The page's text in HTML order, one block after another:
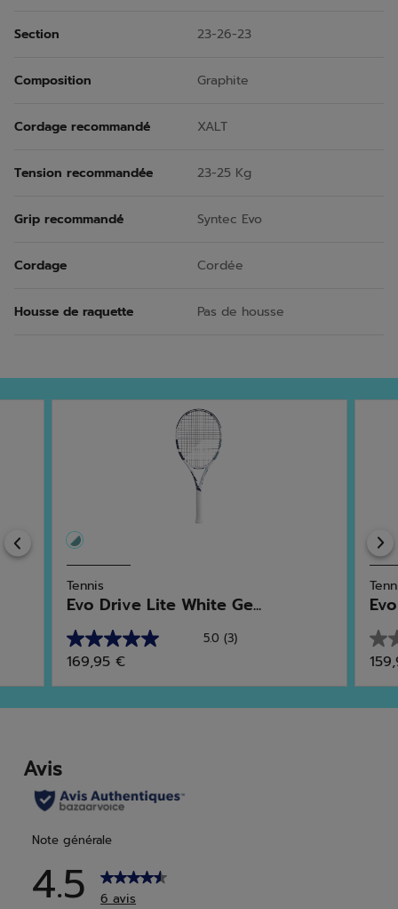
Section 23-26-23
Composition Graphite
Cordage recommandé XALT
Tension recommandée 23-25 Kg
Grip recommandé Syntec Evo
Cordage Cordée
Housse de raquette Pas de housse
Previous
Tennis
Evo Drive Lite White Ge...
5.0 (3)
5.0
sur
5
étoiles.
169,95 €
0.0
sur
5